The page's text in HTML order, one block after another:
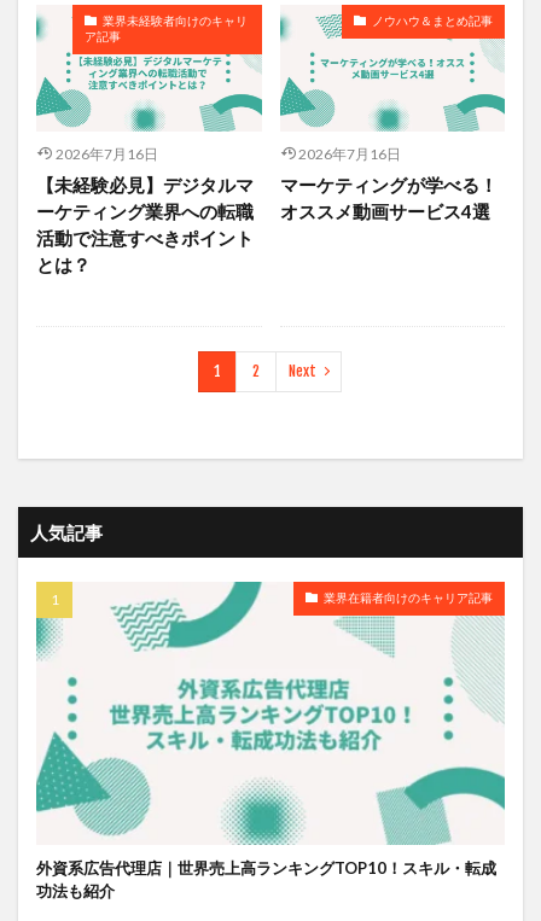
業界未経験者向けのキャリ
ア記事
2026年7月16日
【未経験必見】デジタルマ
ーケティング業界への転職
活動で注意すべきポイント
とは？
ノウハウ＆まとめ記事
2026年7月16日
マーケティングが学べる！
オススメ動画サービス4選
1 2 Next
人気記事
業界在籍者向けのキャリア記事
外資系広告代理店｜世界売上高ランキングTOP10！スキル・転成
功法も紹介